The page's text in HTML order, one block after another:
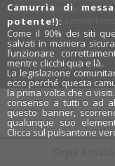
Anche tu puoi essere
anche una sezione
Rosalio.it
Da un'idea diTony Siino
Camurrìa di
potente!):
Come il 90% dei siti
salvati in maniera
funzionare
mentre clicchi qua e là.
La legislazione
ecco perché questa
la prima volta che ci
consenso a tutti o ad
questo banner,
qualunque suo
Clicca sul pulsantone